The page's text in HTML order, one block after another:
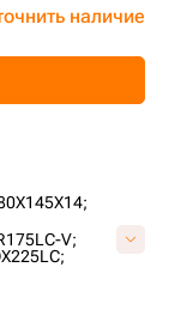
V;
наличие